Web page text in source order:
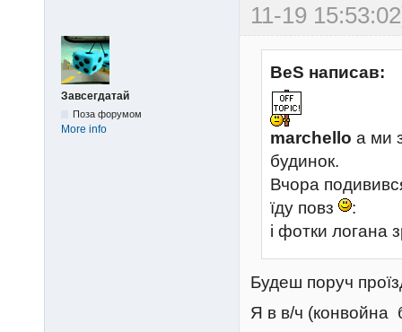
11-19
Завсегдатай
Поза форумом
More info
BeS написав:
marchello а ми
будинок.
Вчора
їду повз
:
і фотки логана
Будеш поруч
Я в в/ч (конвойна